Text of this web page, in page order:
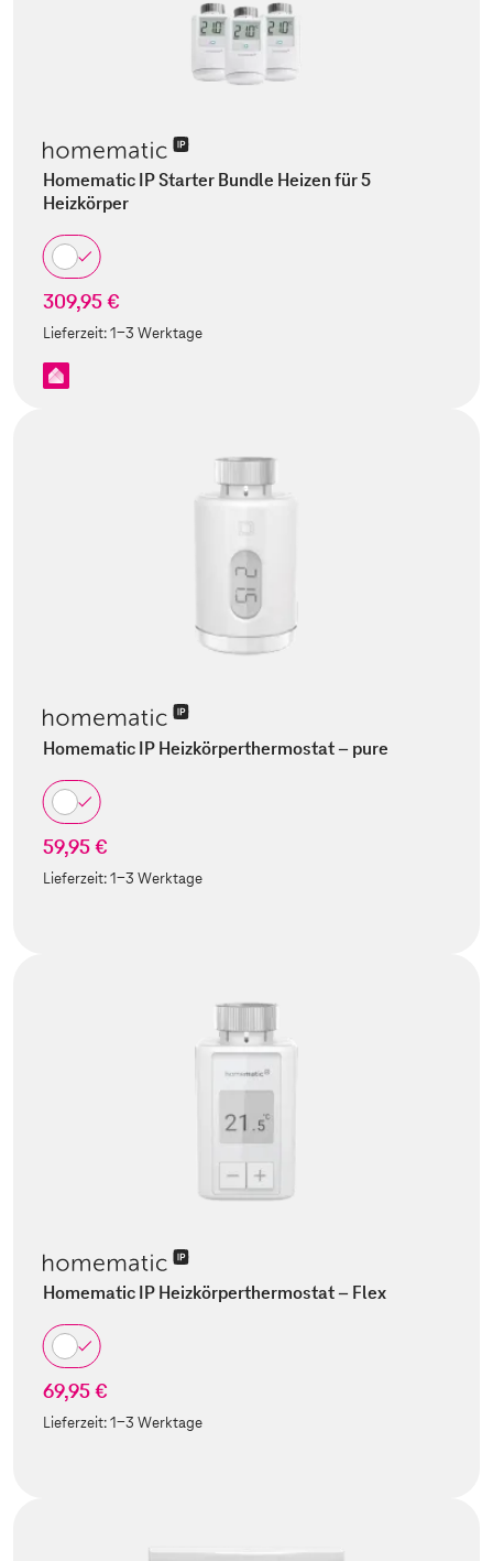
Homematic IP Starter Bundle Heizen für 5
Heizkörper
309,95 €
Lieferzeit:1-3 Werktage
Homematic IP Heizkörperthermostat – pure
59,95 €
Lieferzeit:1-3 Werktage
Homematic IP Heizkörperthermostat – Flex
69,95 €
Lieferzeit:1-3 Werktage